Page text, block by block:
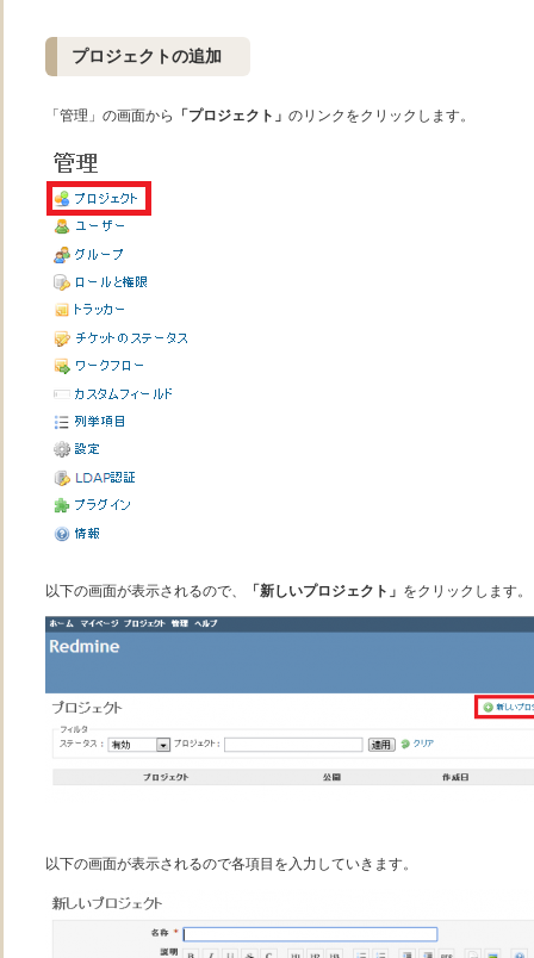
プロジェクトの追加
「管理」の画面から 「プロジェクト」 のリンクをクリックします。
以下の画面が表示されるので、 「新しいプロジェクト」 をクリックします。
以下の画面が表示されるので各項目を入力していきます。